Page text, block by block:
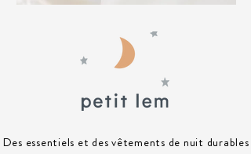
Des essentiels et des vêtements de nuit durables